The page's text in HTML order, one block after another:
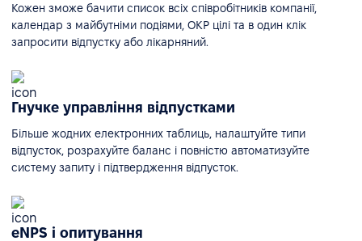
Кожен зможе бачити список всіх співробітників компанії,
календар з майбутніми подіями, ОКР цілі та в один клік
запросити відпустку або лікарняний.
Гнучке управління відпустками
Більше жодних електронних таблиць, налаштуйте типи
відпусток, розрахуйте баланс і повністю автоматизуйте
систему запиту і підтвердження відпусток.
eNPS і опитування